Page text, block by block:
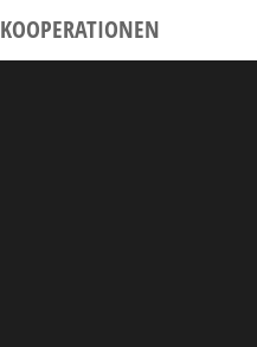
KOOPERATIONEN